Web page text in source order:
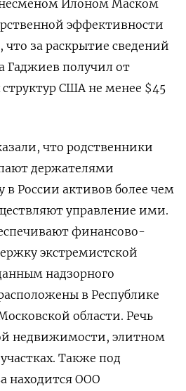
Илоном Маском
эффективности
за раскрытие сведений
Гаджиев получил от
США не менее $45
что родственники
держателями
России активов более чем
управление ими.
финансово-
экстремистской
надзорного
в Республике
области. Речь
недвижимости, элитном
Также под
находится ООО